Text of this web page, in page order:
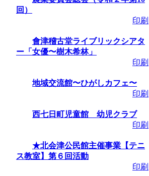
回）
印刷
會津稽古堂ライブリックシアタ
ー「女優〜樹木希林」
印刷
地域交流館〜ひがしカフェ〜
印刷
西七日町児童館 幼児クラブ
印刷
★北会津公民館主催事業【テニ
ス教室】第６回活動
印刷